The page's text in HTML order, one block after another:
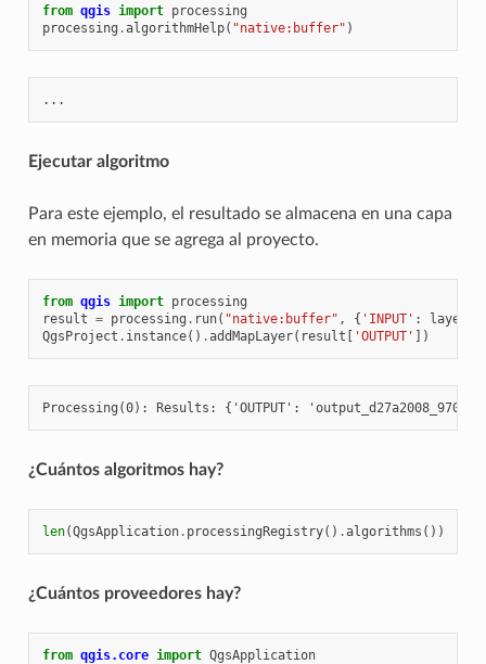
from qgis import processing
processing .algorithmHelp( "native:buffer" )
Ejecutar algoritmo
Para este ejemplo, el resultado se almacena en una capa
en memoria que se agrega al proyecto.
from qgis import processing
result = processing . run( "native:buffer" , { 'INPUT' : layer
QgsProject . instance() .addMapLayer( result [ 'OUTPUT' ])
¿Cuántos algoritmos hay?
len(QgsApplication. processingRegistry() .algorithms ())
¿Cuántos proveedores hay?
from qgis.core import QgsApplication